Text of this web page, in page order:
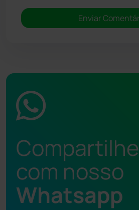
Compartilhe
com nosso
Whatsapp